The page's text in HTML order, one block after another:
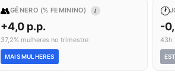
👥GÊNERO (% FEMININO) I
+4,0 p.p.
37,2% mulheres no trimestre
MAIS MULHERES
🕐
-
43h